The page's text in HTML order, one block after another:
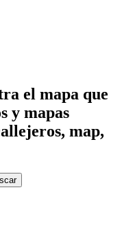
el mapa que
y mapas
map,